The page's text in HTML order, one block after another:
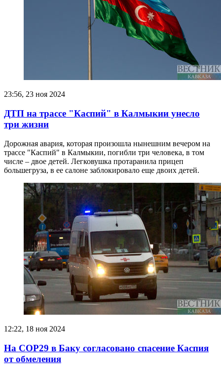
23:56, 23 ноя 2024
ДТП на трассе "Каспий" в Калмыкии унесло
три жизни
Дорожная авария, которая произошла нынешним вечером на
трассе "Каспий" в Калмыкии, погибли три человека, в том
числе – двое детей. Легковушка протаранила прицеп
большегруза, в ее салоне заблокировало еще двоих детей.
12:22, 18 ноя 2024
На COP29 в Баку согласовано спасение Каспия
от обмеления